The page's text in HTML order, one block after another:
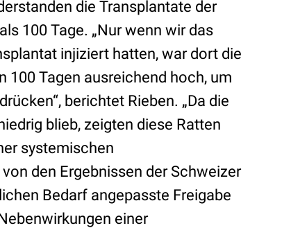
die Transplantate der
100 Tage. „Nur wenn wir das
injiziert hatten, war dort die
Tagen ausreichend hoch, um
berichtet Rieben. „Da die
blieb, zeigten diese Ratten
systemischen
den Ergebnissen der Schweizer
Bedarf angepasste Freigabe
einer